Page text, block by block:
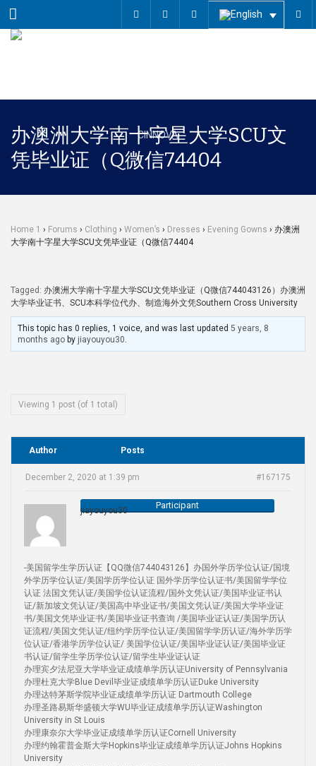
Menu
办澳洲大学南十字星大学SCU文
凭毕业证（Q微信74404
Home 1 › Forums › Clothing › Women’s › Dresses › Evening Gowns › 办澳洲
大学南十字星大学SCU文凭毕业证（Q微信74404
Tagged: 办澳洲大学南十字星大学SCU文凭毕业证（Q微信744043126）办澳洲
大学毕业证书、SCU本科学位代办、制造海外文凭Southern Cross University
This topic has 0 replies, 1 voice, and was last updated5 years, 8
months ago by jiayouyou30.
Viewing 1 post (of 1 total)
Author Posts
December 2, 2020 at 1:39 pm #167175
jiayouyou30 Participant
-美国留学生学历认证【QQ微信744043126】办国外学历学位认证/国境
外学历学位认证/美国学历学位认证 国外学历学位认证书/美国留学学位
认证 法国文凭认证/美国学位认证流程/国外文凭认证/美国毕业证书认
证/新加坡文凭认证/美国高中毕业证书/美国文凭认证/美国大学毕业证
书/美国文凭毕业证书/美国毕业证书查询 /美国毕业证认证/美国学历认
证流程/美国文凭认证/纽约学历学位认证/美国留学学历认证/海外学历学
位认证/香港学历学位认证/ 美国学位认证/美国毕业证认证/美国毕业证
书认证/留学生学历学位认证/留学生毕业证认证
办理宾夕法尼亚大学毕业证成绩单学历认证University of Pennsylvania
办理杜克大学Blue Devil毕业证成绩单学历认证Duke University
办理达特茅斯学院毕业证成绩单学历认证 Dartmouth College
办理圣路易斯华盛顿大学WU毕业证成绩单学历认证Washington
University in St Louis
办理康奈尔大学毕业证成绩单学历认证Cornell University
办理约翰霍普金斯大学Hopkins毕业证成绩单学历认证Johns Hopkins
University